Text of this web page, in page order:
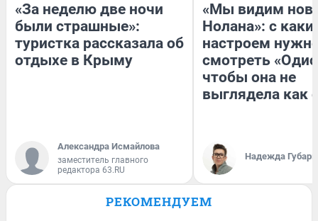
«За неделю две ночи
были страшные»:
туристка рассказала об
отдыхе в Крыму
Александра Исмайлова
заместитель главного
редактора 63.RU
«Мы видим
Нолана»: с
настроем
смотреть
чтобы она не
выглядела как
Надежда Губарь
РЕКОМЕНДУЕМ